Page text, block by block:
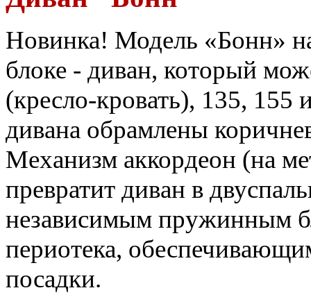
Новинка! Модель «Бонн»
блоке - диван, который
(кресло-кровать), 135, 155
дивана обрамлены
Механизм аккордеон (на
превратит диван в
независимым пружинным
периотека,
посадки.